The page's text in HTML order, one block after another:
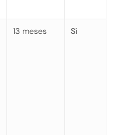
13 meses Sí